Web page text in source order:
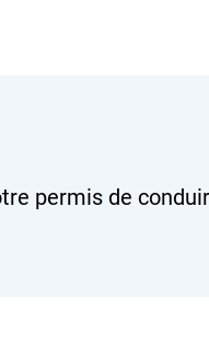
permis de